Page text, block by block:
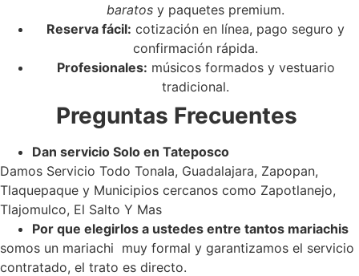
baratos y paquetes premium.
Reserva fácil: cotización en línea, pago seguro y
confirmación rápida.
Profesionales: músicos formados y vestuario
tradicional.
Preguntas Frecuentes
Dan servicio Solo en Tateposco
Damos Servicio Todo Tonala, Guadalajara, Zapopan,
Tlaquepaque y Municipios cercanos como Zapotlanejo,
Tlajomulco, El Salto Y Mas
Por que elegirlos a ustedes entre tantos mariachis
somos un mariachi muy formal y garantizamos el servicio
contratado, el trato es directo.